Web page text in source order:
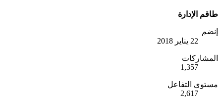
طاقم الإدارة
إنضم
22 يناير 2018
المشاركات
1,357
مستوى التفاعل
2,617